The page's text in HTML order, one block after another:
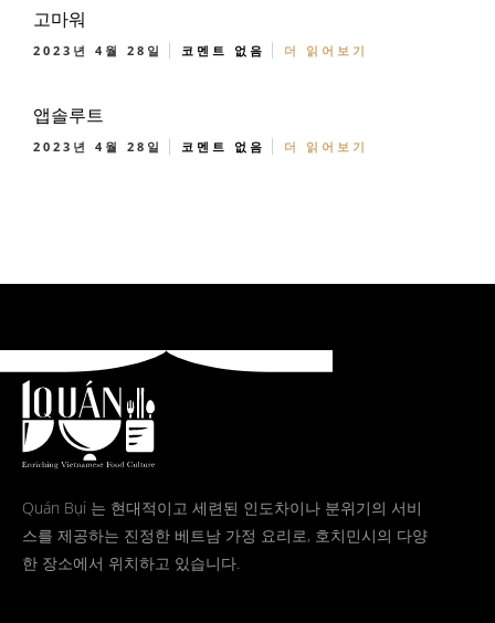
고마워
2023년 4월 28일 코멘트 없음 더 읽어보기
앱솔루트
2023년 4월 28일 코멘트 없음 더 읽어보기
Quán Bụi 는 현대적이고 세련된 인도차이나 분위기의 서비
스를 제공하는 진정한 베트남 가정 요리로, 호치민시의 다양
한 장소에서 위치하고 있습니다.